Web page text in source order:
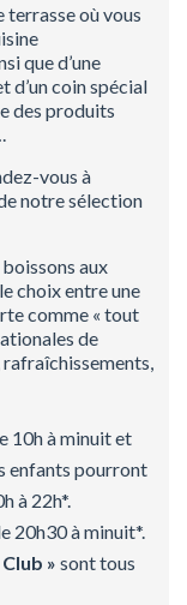
terrasse où vous
que d’une
d’un coin spécial
des produits
vous à
notre sélection
aux
choix entre une
comme « tout
de
10h à minuit et
enfants pourront
à 22h*.
20h30 à minuit*.
» sont tous